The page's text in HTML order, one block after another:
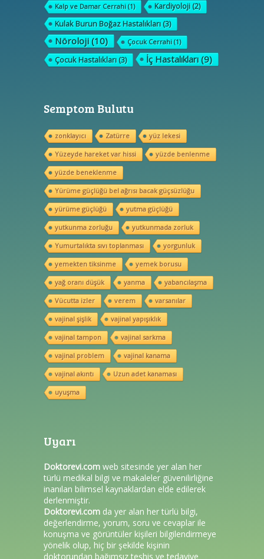
Kalp ve Damar Cerrahi(1) Kardiyoloji(2)
Kulak Burun Boğaz Hastalıkları(3)
Nöroloji(10) Çocuk Cerrahi(1)
Çocuk Hastalıkları(3) İç Hastalıkları(9)
Semptom Bulutu
zonklayıcı Zatürre yüz lekesi
Yüzeyde hareket var hissi yüzde benlenme
yüzde beneklenme
Yürüme güçlüğü bel ağrısı bacak güçsüzlüğu
yürüme güçlüğü yutma güçlüğü
yutkunma zorluğu yutkunmada zorluk
Yumurtalıkta sıvı toplanması yorgunluk
yemekten tiksinme yemek borusu
yağ oranı düşük yanma yabancılaşma
Vücutta izler verem varsanılar
vajinal şişlik vajinal yapışıklık
vajinal tampon vajinal sarkma
vajinal problem vajinal kanama
vajinal akıntı Uzun adet kanaması
uyuşma
Uyarı
Doktorevi.comweb sitesinde yer alan her
türlü medikal bilgi ve makaleler güvenilirliğine
inanılan bilimsel kaynaklardan elde edilerek
derlenmiştir.
Doktorevi.comda yer alan her türlü bilgi,
değerlendirme, yorum, soru ve cevaplar ile
konuşma ve görüntüler kişileri bilgilendirmeye
yönelik olup, hiç bir şekilde kişinin
doktorundan bağımsız teşhis ve tedaviye